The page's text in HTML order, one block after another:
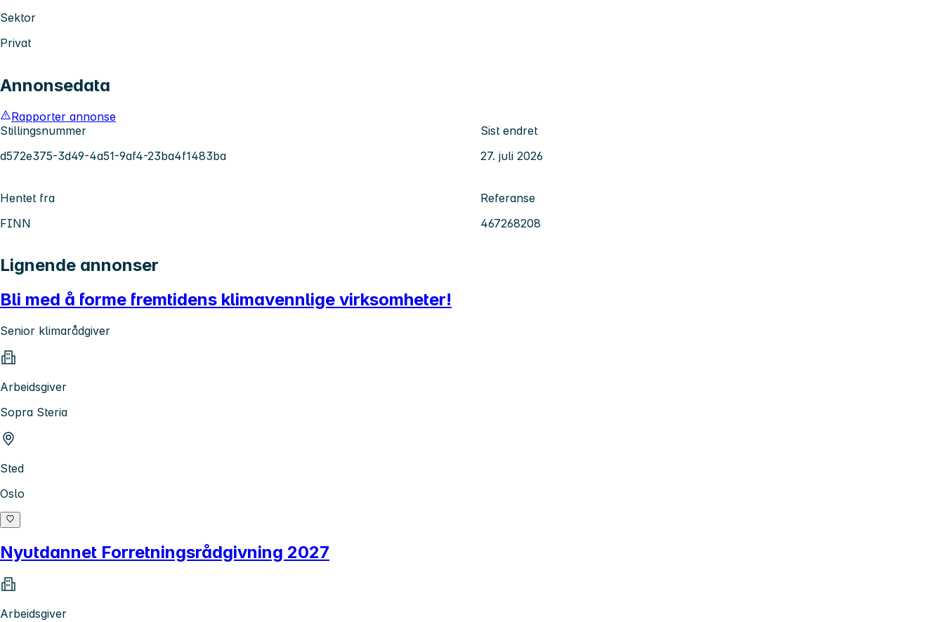
Sektor
Privat
Annonsedata
Rapporter annonse
Stillingsnummer
d572e375-3d49-4a51-9af4-23ba4f1483ba
Sist endret
27. juli 2026
Hentet fra
FINN
Referanse
467268208
Lignende annonser
Bli med å forme fremtidens klimavennlige virksomheter!
Senior klimarådgiver
Arbeidsgiver
Sopra Steria
Sted
Oslo
Nyutdannet Forretningsrådgivning 2027
Arbeidsgiver